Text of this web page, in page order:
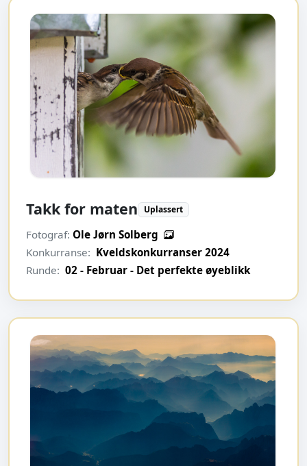
Takk for maten Uplassert
Fotograf: Ole Jørn Solberg
Konkurranse: Kveldskonkurranser 2024
Runde: 02 - Februar - Det perfekte øyeblikk